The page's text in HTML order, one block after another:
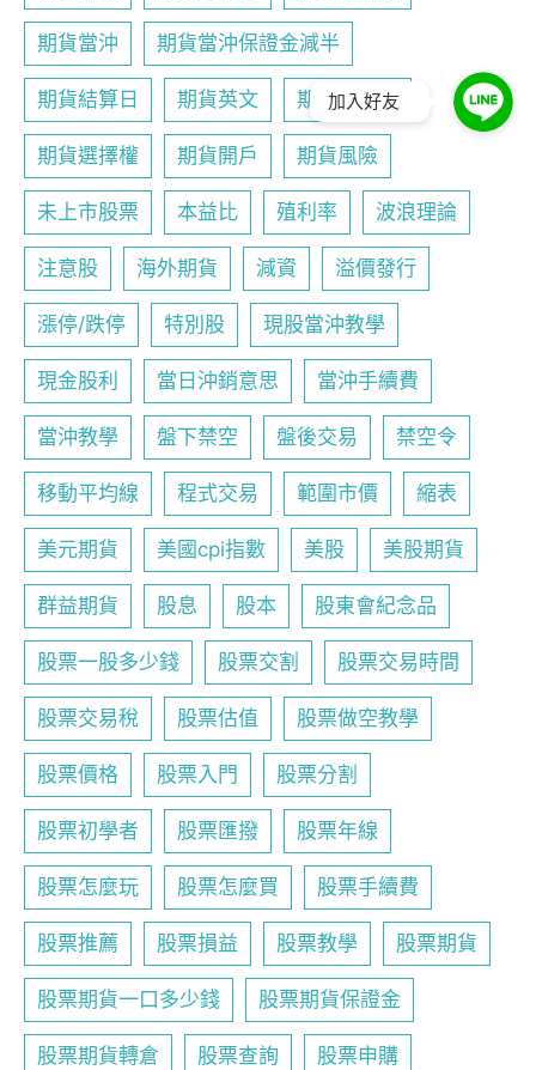
期貨當沖 期貨當沖保證金減半
期貨結算日 期貨英文 期貨行事曆
期貨選擇權 期貨開戶 期貨風險
未上市股票 本益比 殖利率 波浪理論
注意股 海外期貨 減資 溢價發行
漲停/跌停 特別股 現股當沖教學
現金股利 當日沖銷意思 當沖手續費
當沖教學 盤下禁空 盤後交易 禁空令
移動平均線 程式交易 範圍市價 縮表
美元期貨 美國cpi指數 美股 美股期貨
群益期貨 股息 股本 股東會紀念品
股票一股多少錢 股票交割 股票交易時間
股票交易稅 股票估值 股票做空教學
股票價格 股票入門 股票分割
股票初學者 股票匯撥 股票年線
股票怎麼玩 股票怎麼買 股票手續費
股票推薦 股票損益 股票教學 股票期貨
股票期貨一口多少錢 股票期貨保證金
股票期貨轉倉 股票查詢 股票申購
加入好友